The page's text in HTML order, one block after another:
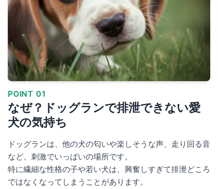
POINT 01
なぜ？ドッグランで排泄できない愛
犬の気持ち
ドッグランは、他の犬の匂いや楽しそうな声、走り回る音
など、刺激でいっぱいの場所です。
特に繊細な性格の子や若い犬は、興奮しすぎて排泄どころ
ではなくなってしまうことがあります。